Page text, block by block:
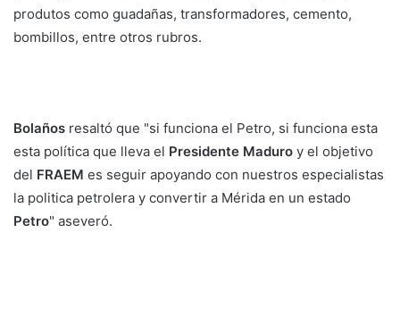
produtos como guadañas, transformadores, cemento,
bombillos, entre otros rubros.
Bolaños resaltó que "si funciona el Petro, si funciona esta
esta política que lleva el Presidente Maduro y el objetivo
del FRAEM es seguir apoyando con nuestros especialistas
la politica petrolera y convertir a Mérida en un estado
Petro" aseveró.